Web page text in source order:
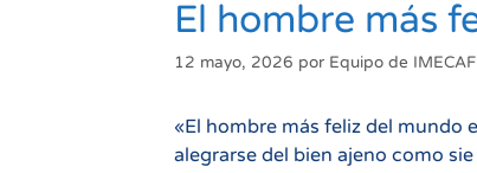
El hombre más
12 mayo, 2026 por Equipo de IMECAF
«El hombre más feliz del mundo
alegrarse del bien ajeno como